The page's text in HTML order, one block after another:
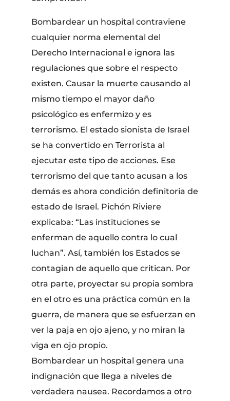
Bombardear un hospital contraviene
cualquier norma elemental del
Derecho Internacional e ignora las
regulaciones que sobre el respecto
existen. Causar la muerte causando al
mismo tiempo el mayor daño
psicológico es enfermizo y es
terrorismo. El estado sionista de Israel
se ha convertido en Terrorista al
ejecutar este tipo de acciones. Ese
terrorismo del que tanto acusan a los
demás es ahora condición definitoria de
estado de Israel. Pichón Riviere
explicaba: “Las instituciones se
enferman de aquello contra lo cual
luchan”. Así, también los Estados se
contagian de aquello que critican. Por
otra parte, proyectar su propia sombra
en el otro es una práctica común en la
guerra, de manera que se esfuerzan en
ver la paja en ojo ajeno, y no miran la
viga en ojo propio.
Bombardear un hospital genera una
indignación que llega a niveles de
verdadera nausea. Recordamos a otro